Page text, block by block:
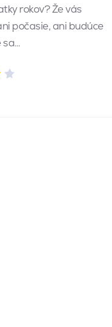
rokov? Že vás
počasie, ani budúce
sa…